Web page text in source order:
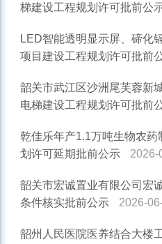
梯建设工程规划许可批前公
LED智能透明显示屏、碲化
项目建设工程规划许可批前
韶关市武江区沙洲尾芙蓉新
电梯建设工程规划许可批前
乾佳乐年产1.1万吨生物农
划许可延期批前公示
2026-
韶关市宏诚置业有限公司宏
条件核实批前公示
2026-
韶州人民医院医养结合大楼